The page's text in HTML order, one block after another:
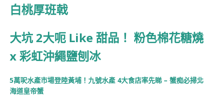
白桃厚班戟
大坑 2大呃 Like 甜品！ 粉色棉花糖燒
x 彩虹沖繩鹽刨冰
5萬呎水產市場登陸黃埔！九號水產 4大食店率先睇 – 蟹痴必掃北
海道皇帝蟹